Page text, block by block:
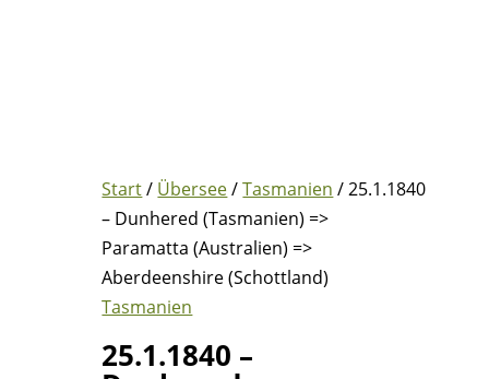
Start/ Übersee/Tasmanien / 25.1.1840
– Dunhered (Tasmanien) =>
Paramatta (Australien) =>
Aberdeenshire (Schottland)
Tasmanien
25.1.1840 –